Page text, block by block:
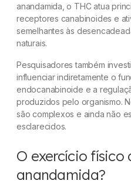
anandamida, o THC atua
receptores canabinoides e
semelhantes às
naturais.
Pesquisadores também
influenciar indiretamente o
endocanabinoide e a
produzidos pelo organismo.
são complexos e ainda não
esclarecidos.
O exercício físico
anandamida?